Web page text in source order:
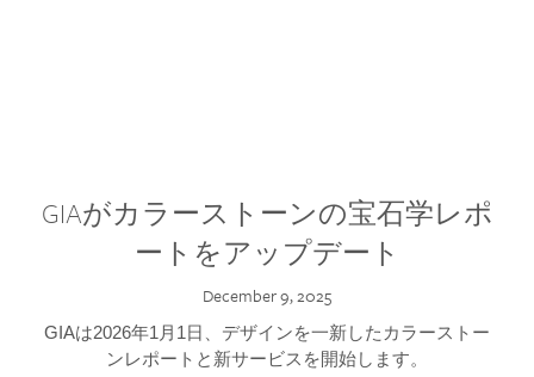
GIAがカラーストーンの宝石学レポ
ートをアップデート
December 9, 2025
GIAは2026年1月1日、デザインを一新したカラーストー
ンレポートと新サービスを開始します。